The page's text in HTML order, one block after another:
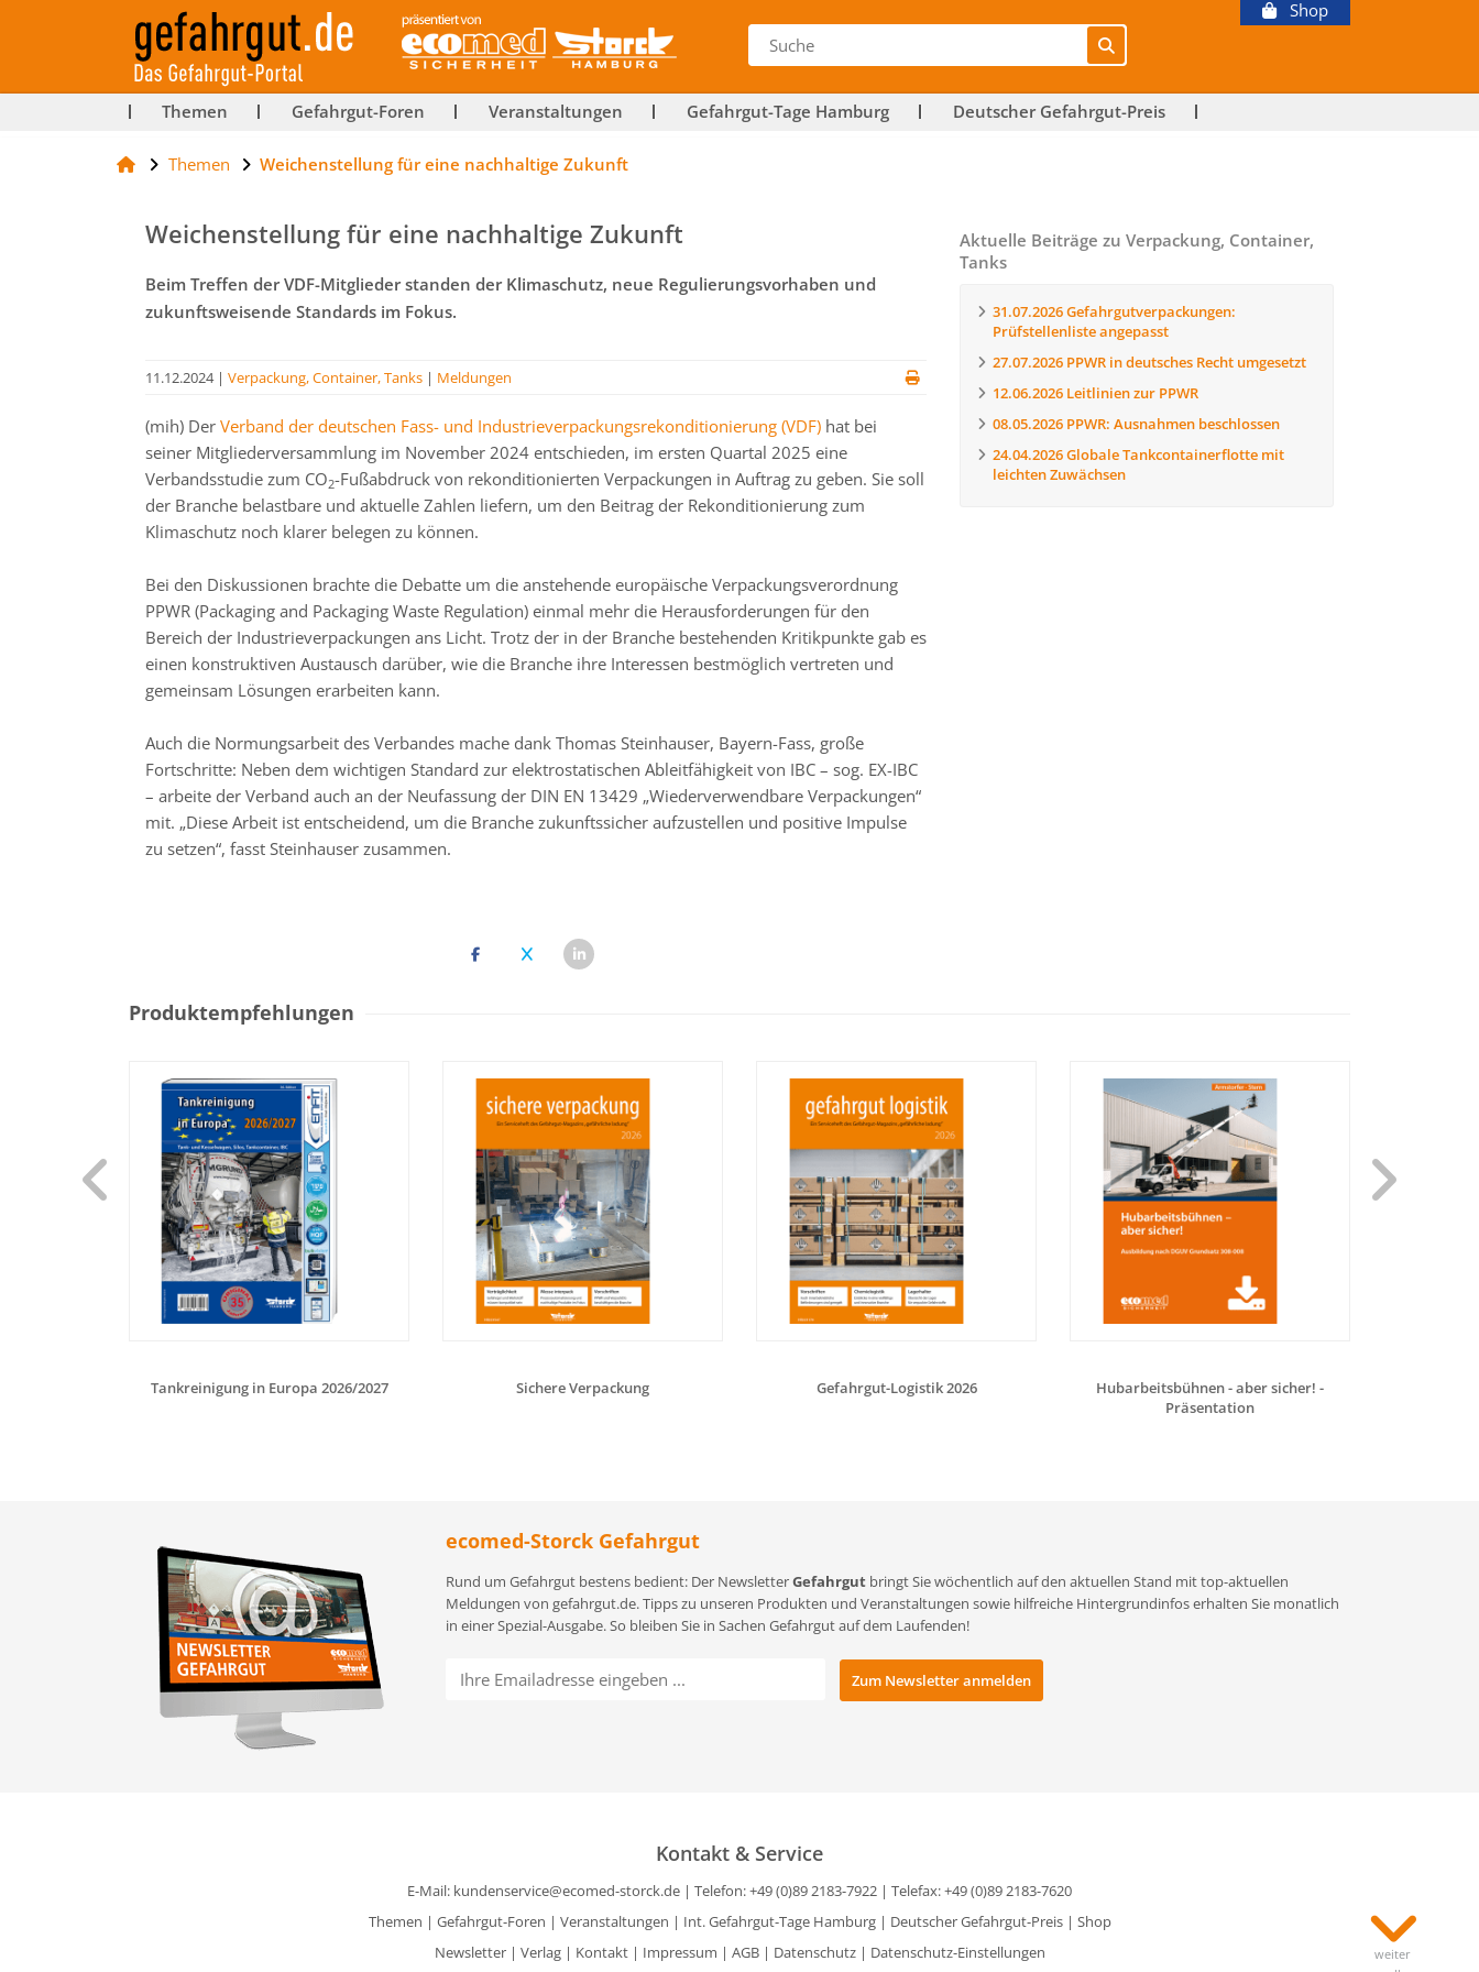
Shop
Themen Gefahrgut-Foren Veranstaltungen Gefahrgut-Tage Hamburg Deutscher Gefahrgut-Preis
Themen Weichenstellung für eine nachhaltige Zukunft
Weichenstellung für eine nachhaltige Zukunft
Beim Treffen der VDF-Mitglieder standen der Klimaschutz, neue Regulierungsvorhaben und
zukunftsweisende Standards im Fokus.
11.12.2024| Verpackung, Container, Tanks | Meldungen
(mih) Der Verband der deutschen Fass- und Industrieverpackungsrekonditionierung (VDF) hat bei
seiner Mitgliederversammlung im November 2024 entschieden, im ersten Quartal 2025 eine
Verbandsstudie zum CO2-Fußabdruck von rekonditionierten Verpackungen in Auftrag zu geben. Sie soll
der Branche belastbare und aktuelle Zahlen liefern, um den Beitrag der Rekonditionierung zum
Klimaschutz noch klarer belegen zu können.
Bei den Diskussionen brachte die Debatte um die anstehende europäische Verpackungsverordnung
PPWR (Packaging and Packaging Waste Regulation) einmal mehr die Herausforderungen für den
Bereich der Industrieverpackungen ans Licht. Trotz der in der Branche bestehenden Kritikpunkte gab es
einen konstruktiven Austausch darüber, wie die Branche ihre Interessen bestmöglich vertreten und
gemeinsam Lösungen erarbeiten kann.
Auch die Normungsarbeit des Verbandes mache dank Thomas Steinhauser, Bayern-Fass, große
Fortschritte: Neben dem wichtigen Standard zur elektrostatischen Ableitfähigkeit von IBC – sog. EX-IBC
– arbeite der Verband auch an der Neufassung der DIN EN 13429 „Wiederverwendbare Verpackungen“
mit. „Diese Arbeit ist entscheidend, um die Branche zukunftssicher aufzustellen und positive Impulse
zu setzen“, fasst Steinhauser zusammen.
Aktuelle Beiträge zu Verpackung, Container,
Tanks
31.07.2026Gefahrgutverpackungen:
Prüfstellenliste angepasst
27.07.2026 PPWR in deutsches Recht umgesetzt
12.06.2026 Leitlinien zur PPWR
08.05.2026 PPWR: Ausnahmen beschlossen
24.04.2026Globale Tankcontainerflotte mit
leichten Zuwächsen
weiter
Produktempfehlungen
Tankreinigung in Europa 2026/2027 Sichere Verpackung Gefahrgut-Logistik 2026
Hubarbeitsbühnen - aber sicher! -
Präsentation
ecomed-Storck Gefahrgut
Rund um Gefahrgut bestens bedient: Der NewsletterGefahrgut bringt Sie wöchentlich auf den aktuellen Stand mit top-aktuellen
Meldungen von gefahrgut.de. Tipps zu unseren Produkten und Veranstaltungen sowie hilfreiche Hintergrundinfos erhalten Sie monatlich
in einer Spezial-Ausgabe. So bleiben Sie in Sachen Gefahrgut auf dem Laufenden!
Kontakt & Service
E-Mail: kundenservice@ecomed-storck.de | Telefon: +49 (0)89 2183-7922 | Telefax: +49 (0)89 2183-7620
Themen | Gefahrgut-Foren | Veranstaltungen | Int. Gefahrgut-Tage Hamburg| Deutscher Gefahrgut-Preis| Shop
Newsletter| Verlag| Kontakt| Impressum | AGB| Datenschutz| Datenschutz-Einstellungen